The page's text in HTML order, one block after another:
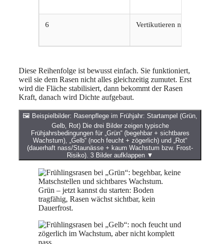
6 Vertikutieren nur bei
Diese Reihenfolge ist bewusst einfach. Sie funktioniert,
weil sie dem Rasen nicht alles gleichzeitig zumutet. Erst
wird die Fläche stabilisiert, dann bekommt der Rasen
Kraft, danach wird Dichte aufgebaut.
🖼️ Beispielbilder: Rasenpflege im Frühjahr: Startampel (Grün,
Gelb, Rot) Die drei Bilder zeigen typische
Frühjahrsbedingungen für „Grün“ (begehbar + sichtbares
Wachstum), „Gelb“ (noch feucht + zögerlich) und „Rot“
(dauerhaft nass/Staunässe + kaum Wachstum bzw. Frost-
Risiko). 3 Bilder aufklappen ▼
Grün – jetzt kannst du starten: Boden
tragfähig, Rasen wächst sichtbar, kein
Dauerfrost.